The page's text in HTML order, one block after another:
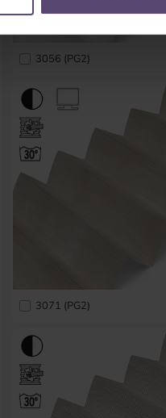
3056 (PG2)
3071 (PG2)